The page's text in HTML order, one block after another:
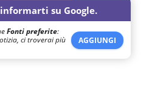
su Google.
Fonti preferite:
ci troverai più
AGGIUNGI